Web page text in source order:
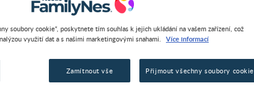
Spočtěte si
soubory cookie“, poskytnete tím souhlas k jejich ukládání na vašem zařízení, což
využití dat a s našimi marketingovými snahami. Více informací
Zamítnout vše Přijmout všechny soubory cookie